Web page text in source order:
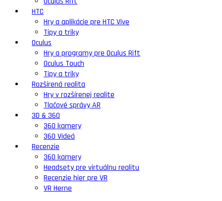
HTC
Hry a aplikácie pre HTC Vive
Tipy a triky
Oculus
Hry a programy pre Oculus Rift
Oculus Touch
Tipy a triky
Rozšírená realita
Hry v rozšírenej realite
Tlačové správy AR
3D & 360
360 kamery
360 Videá
Recenzie
360 kamery
Headsety pre virtuálnu realitu
Recenzie hier pre VR
VR Herne